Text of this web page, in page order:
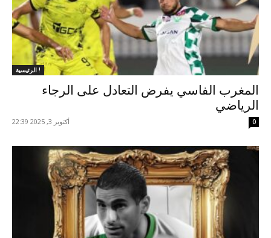
الرئيسية !
المغرب الفاسي يفرض التعادل على الرجاء
الرياضي
أكتوبر 3, 2025 22:39 0